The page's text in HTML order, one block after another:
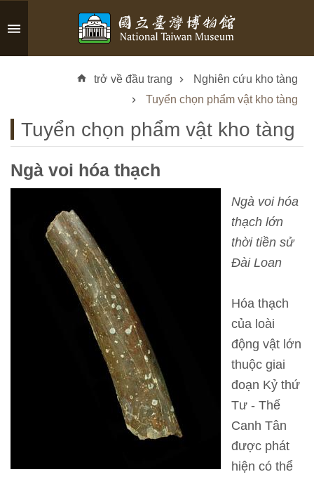
Skip to main content
c
e
S
c
trở về đầu trang
Nghiên cứu kho tàng
Tuyển chọn phẩm vật kho tàng
Tuyển chọn phẩm vật kho tàng
Ngà voi hóa thạch
Ngà voi hóa
thạch lớn
thời tiền sử
Đài Loan
Hóa thạch
của loài
động vật lớn
thuộc giai
đoạn Kỷ thứ
Tư - Thế
Canh Tân
được phát
hiện có thể